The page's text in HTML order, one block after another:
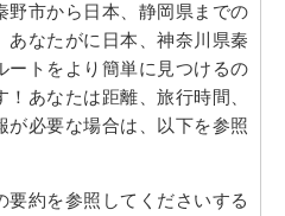
野市から日本、静岡県までの
あなたがに日本、神奈川県秦
ートをより簡単に見つけるの
あなたは距離、旅行時間、
が必要な場合は、以下を参照
要約を参照してくださいする